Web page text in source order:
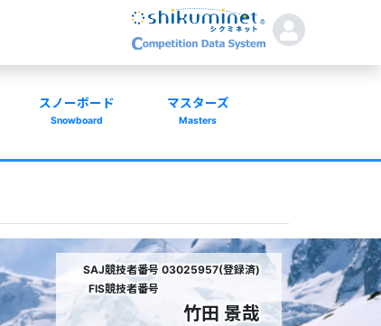
スノーボード
Snowboard
マスターズ
Masters
SAJ競技者番号 03025957(登録済)
FIS競技者番号
竹田 景哉